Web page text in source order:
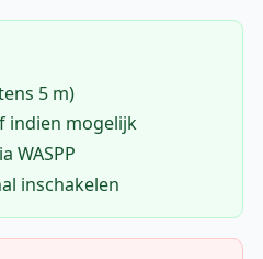
5 m)
indien mogelijk
WASPP
inschakelen